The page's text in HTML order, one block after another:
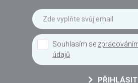
Souhlasím se
údajů
PŘIHLÁSIT